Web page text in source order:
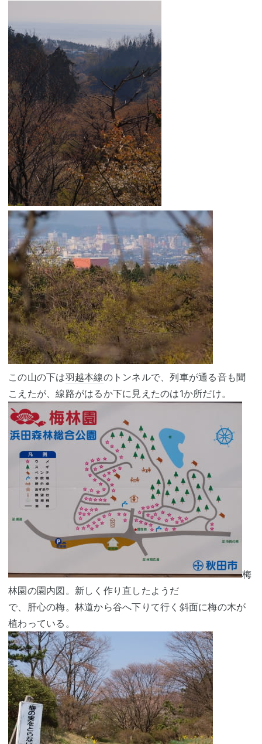
この山の下は羽越本線のトンネルで、列車が通る音も聞
こえたが、線路がはるか下に見えたのは1か所だけ。
梅
林園の園内図。新しく作り直したようだ
で、肝心の梅。林道から谷へ下りて行く斜面に梅の木が
植わっている。